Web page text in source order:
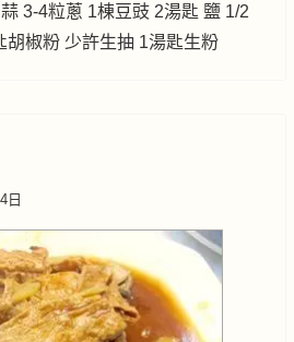
3-4粒蔥 1棟豆豉 2湯匙 鹽 1/2
胡椒粉 少許生抽 1湯匙生粉
日